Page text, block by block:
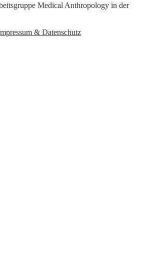
Medical Anthropology in der
& Datenschutz